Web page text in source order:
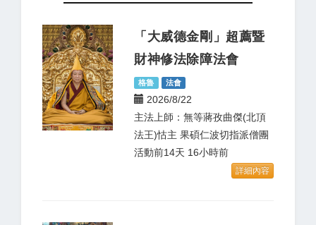
「大威德金剛」超薦暨
財神修法除障法會
格魯 法會
2026/8/22
主法上師：無等蔣孜曲傑(北頂
法王)怙主 果碩仁波切指派僧團
活動前14天 16小時前
詳細內容